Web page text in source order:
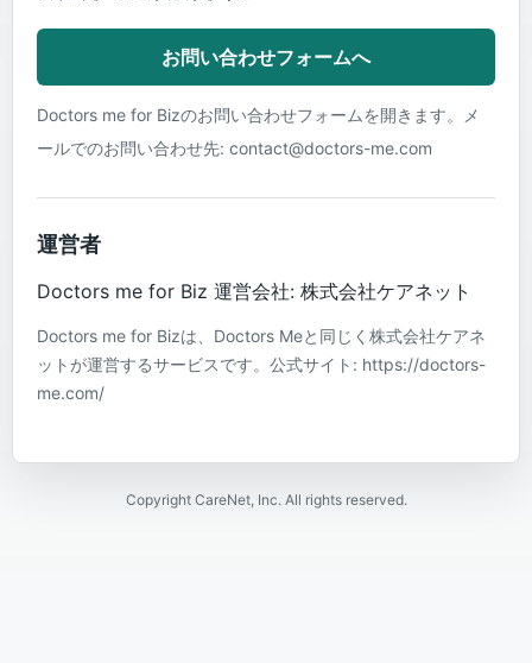
お問い合わせフォームへ
Doctors me for Bizのお問い合わせフォームを開きます。メ
ールでのお問い合わせ先: contact@doctors-me.com
運営者
Doctors me for Biz 運営会社: 株式会社ケアネット
Doctors me for Bizは、Doctors Meと同じく株式会社ケアネ
ットが運営するサービスです。公式サイト: https://doctors-
me.com/
Copyright CareNet, Inc. All rights reserved.